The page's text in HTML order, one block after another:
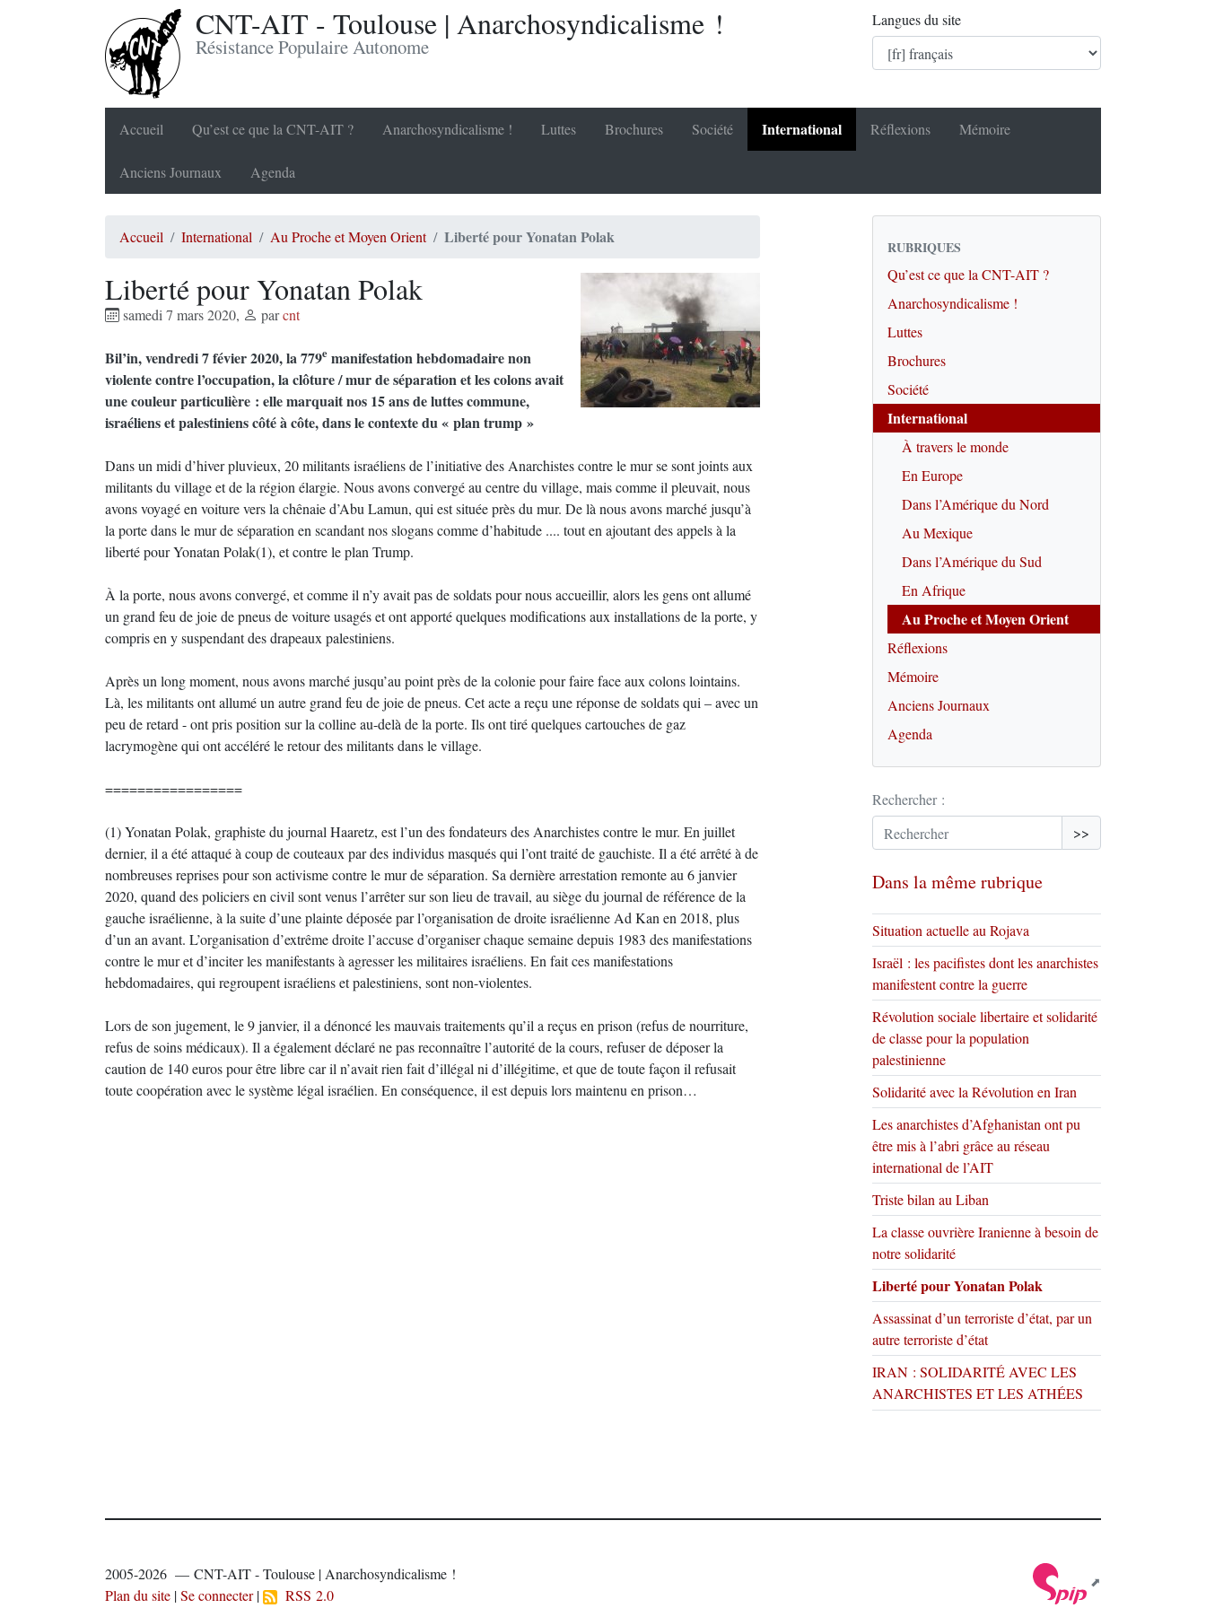
CNT-AIT - Toulouse | Anarchosyndicalisme !
Résistance Populaire Autonome
Langues du site
Accueil Qu’est ce que la CNT-AIT ? Anarchosyndicalisme ! Luttes Brochures Société International Réflexions Mémoire
Anciens Journaux Agenda
Accueil International Au Proche et Moyen Orient Liberté pour Yonatan Polak
Liberté pour Yonatan Polak
samedi 7 mars 2020, parcnt
Bil’in, vendredi 7 févier 2020, la 779e manifestation hebdomadaire non
violente contre l’occupation, la clôture / mur de séparation et les colons avait
une couleur particulière : elle marquait nos 15 ans de luttes commune,
israéliens et palestiniens côté à côte, dans le contexte du « plan trump »
Dans un midi d’hiver pluvieux, 20 militants israéliens de l’initiative des Anarchistes contre le mur se sont joints aux
militants du village et de la région élargie. Nous avons convergé au centre du village, mais comme il pleuvait, nous
avons voyagé en voiture vers la chênaie d’Abu Lamun, qui est située près du mur. De là nous avons marché jusqu’à
la porte dans le mur de séparation en scandant nos slogans comme d’habitude .... tout en ajoutant des appels à la
liberté pour Yonatan Polak(1), et contre le plan Trump.
À la porte, nous avons convergé, et comme il n’y avait pas de soldats pour nous accueillir, alors les gens ont allumé
un grand feu de joie de pneus de voiture usagés et ont apporté quelques modifications aux installations de la porte, y
compris en y suspendant des drapeaux palestiniens.
Après un long moment, nous avons marché jusqu’au point près de la colonie pour faire face aux colons lointains.
Là, les militants ont allumé un autre grand feu de joie de pneus. Cet acte a reçu une réponse de soldats qui – avec un
peu de retard - ont pris position sur la colline au-delà de la porte. Ils ont tiré quelques cartouches de gaz
lacrymogène qui ont accéléré le retour des militants dans le village.
=================
(1) Yonatan Polak, graphiste du journal Haaretz, est l’un des fondateurs des Anarchistes contre le mur. En juillet
dernier, il a été attaqué à coup de couteaux par des individus masqués qui l’ont traité de gauchiste. Il a été arrêté à de
nombreuses reprises pour son activisme contre le mur de séparation. Sa dernière arrestation remonte au 6 janvier
2020, quand des policiers en civil sont venus l’arrêter sur son lieu de travail, au siège du journal de référence de la
gauche israélienne, à la suite d’une plainte déposée par l’organisation de droite israélienne Ad Kan en 2018, plus
d’un an avant. L’organisation d’extrême droite l’accuse d’organiser chaque semaine depuis 1983 des manifestations
contre le mur et d’inciter les manifestants à agresser les militaires israéliens. En fait ces manifestations
hebdomadaires, qui regroupent israéliens et palestiniens, sont non-violentes.
Lors de son jugement, le 9 janvier, il a dénoncé les mauvais traitements qu’il a reçus en prison (refus de nourriture,
refus de soins médicaux). Il a également déclaré ne pas reconnaître l’autorité de la cours, refuser de déposer la
caution de 140 euros pour être libre car il n’avait rien fait d’illégal ni d’illégitime, et que de toute façon il refusait
toute coopération avec le système légal israélien. En conséquence, il est depuis lors maintenu en prison…
RUBRIQUES
Qu’est ce que la CNT-AIT ?
Anarchosyndicalisme !
Luttes
Brochures
Société
International
À travers le monde
En Europe
Dans l’Amérique du Nord
Au Mexique
Dans l’Amérique du Sud
En Afrique
Au Proche et Moyen Orient
Réflexions
Mémoire
Anciens Journaux
Agenda
Rechercher :
>>
Dans la même rubrique
Situation actuelle au Rojava
Israël : les pacifistes dont les anarchistes
manifestent contre la guerre
Révolution sociale libertaire et solidarité
de classe pour la population
palestinienne
Solidarité avec la Révolution en Iran
Les anarchistes d’Afghanistan ont pu
être mis à l’abri grâce au réseau
international de l’AIT
Triste bilan au Liban
La classe ouvrière Iranienne à besoin de
notre solidarité
Liberté pour Yonatan Polak
Assassinat d’un terroriste d’état, par un
autre terroriste d’état
IRAN : SOLIDARITÉ AVEC LES
ANARCHISTES ET LES ATHÉES
2005-2026 — CNT-AIT - Toulouse | Anarchosyndicalisme !
Plan du site |Se connecter| RSS 2.0